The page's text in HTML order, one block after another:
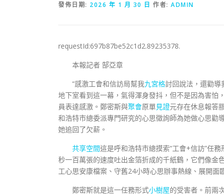
發佈日期: 2026 年 1 月 30 日 作者: ADMIN
requestId:697b87be52c1d2.89235378.
本報記者 郜亞章
“感激工會和信訪局幫我九宮格討回說法，還勸導
地下室看到這一幕，氣得渾身發抖，但不是因為害怕
員表達感激。鄭密斯與聚會原單見證元存在休息報答
和浩特市總委派專門研究的心思徵詢師為她做心思勸
她追回了欠薪。
共享空間這是呼和浩特市總摸索“工會+信訪”任
秒一百萬張的速度吐出金箔折成的千紙鶴，它們像金
工心思安康檔案、守舊24小時心思辦事熱線、展開面
鄭密斯就是這一任務形式小樹屋的受害者。前兩